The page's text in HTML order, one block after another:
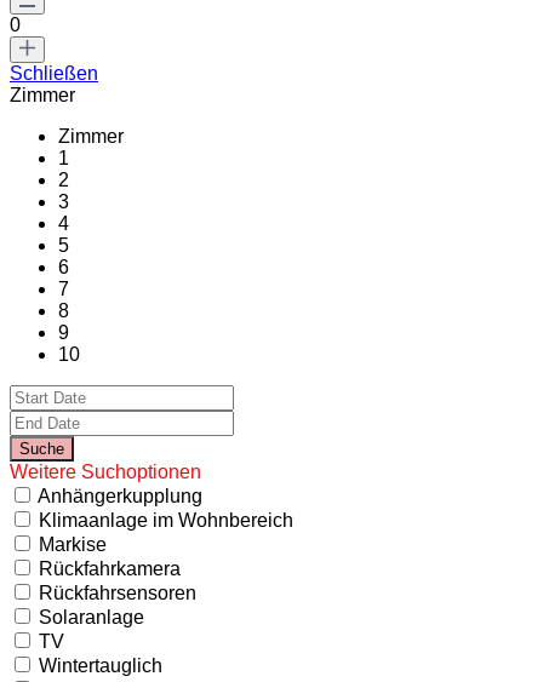
0
Schließen
Zimmer
Zimmer
1
2
3
4
5
6
7
8
9
10
Weitere Suchoptionen
Anhängerkupplung
Klimaanlage im Wohnbereich
Markise
Rückfahrkamera
Rückfahrsensoren
Solaranlage
TV
Wintertauglich